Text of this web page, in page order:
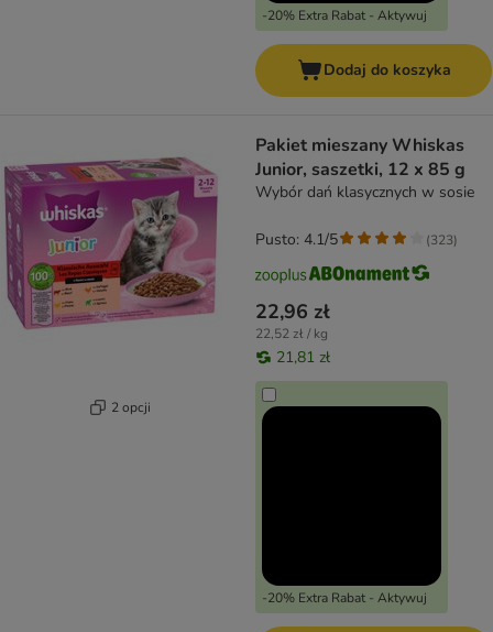
-20% Extra Rabat - Aktywuj
Dodaj do koszyka
2 opcji
Pakiet mieszany Whiskas
Junior, saszetki, 12 x 85 g
Wybór dań klasycznych w sosie
22,96 zł
22,52 zł / kg
21,81 zł
-20% Extra Rabat - Aktywuj
Pusto: 4.1/5 (323)